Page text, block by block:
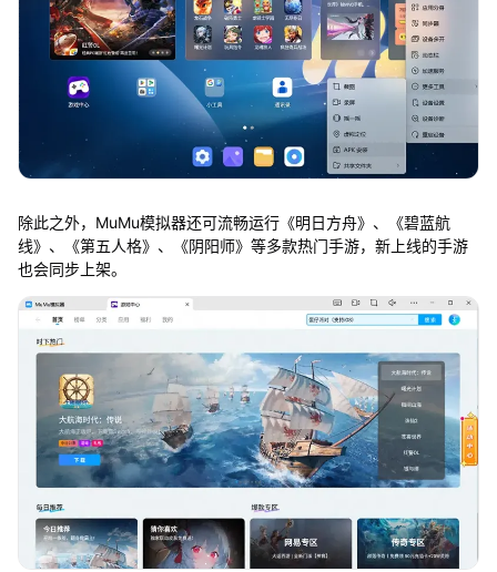
除此之外，MuMu模拟器还可流畅运行《明日方舟》、《碧蓝航
线》、《第五人格》、《阴阳师》等多款热门手游，新上线的手游
也会同步上架。